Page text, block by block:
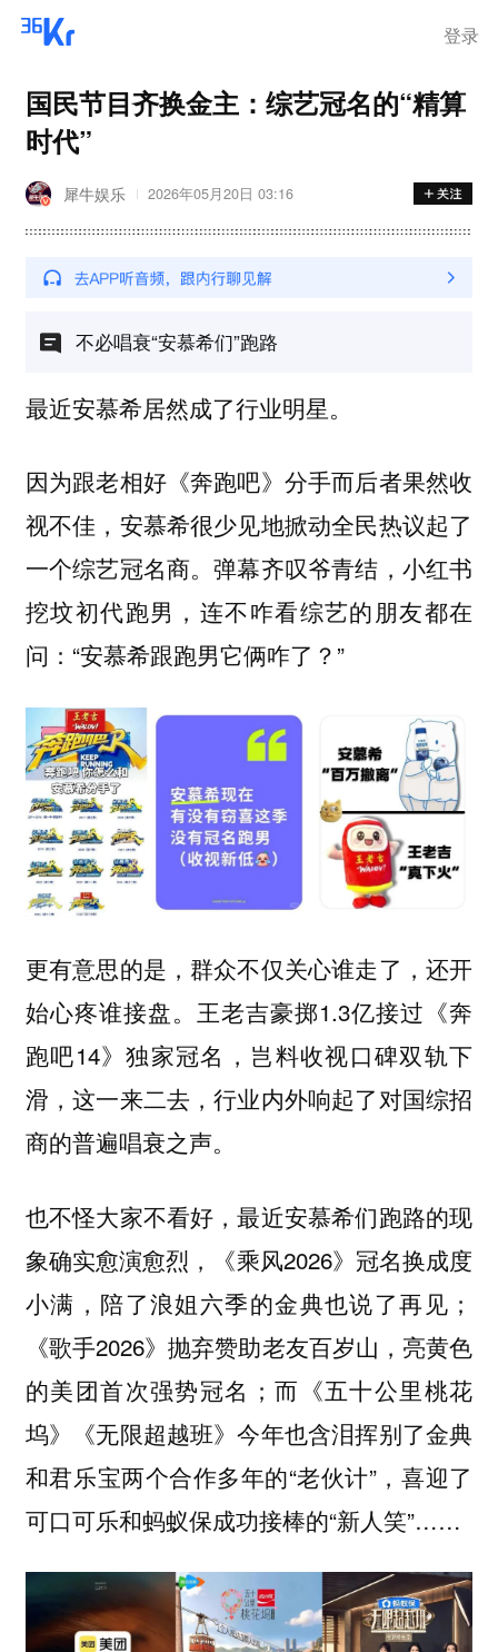
登录
国民节目齐换金主：综艺冠名的“精算
时代”
犀牛娱乐 2026年05月20日 03:16
不必唱衰“安慕希们”跑路
最近安慕希居然成了行业明星。
因为跟老相好《奔跑吧》分手而后者果然收
视不佳，安慕希很少见地掀动全民热议起了
一个综艺冠名商。弹幕齐叹爷青结，小红书
挖坟初代跑男，连不咋看综艺的朋友都在
问：“安慕希跟跑男它俩咋了？”
更有意思的是，群众不仅关心谁走了，还开
始心疼谁接盘。王老吉豪掷1.3亿接过《奔
跑吧14》独家冠名，岂料收视口碑双轨下
滑，这一来二去，行业内外响起了对国综招
商的普遍唱衰之声。
也不怪大家不看好，最近安慕希们跑路的现
象确实愈演愈烈，《乘风2026》冠名换成度
小满，陪了浪姐六季的金典也说了再见；
《歌手2026》抛弃赞助老友百岁山，亮黄色
的美团首次强势冠名；而《五十公里桃花
坞》《无限超越班》今年也含泪挥别了金典
和君乐宝两个合作多年的“老伙计”，喜迎了
可口可乐和蚂蚁保成功接棒的“新人笑”……